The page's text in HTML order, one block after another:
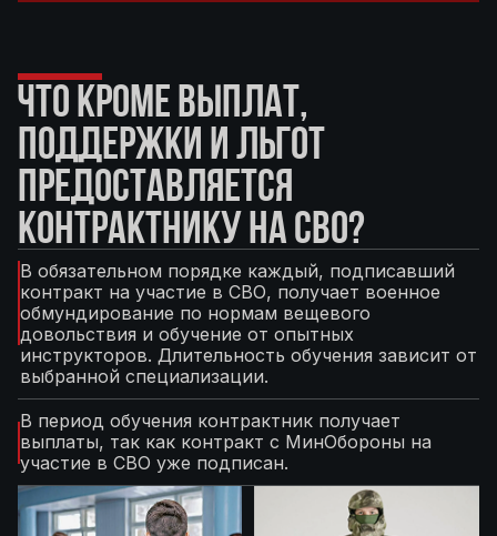
ЧТО КРОМЕ ВЫПЛАТ,
ПОДДЕРЖКИ И ЛЬГОТ
ПРЕДОСТАВЛЯЕТСЯ
КОНТРАКТНИКУ НА СВО?
В обязательном порядке каждый, подписавший
контракт на участие в СВО, получает военное
обмундирование по нормам вещевого
довольствия и обучение от опытных
инструкторов. Длительность обучения зависит от
выбранной специализации.
В период обучения контрактник получает
выплаты, так как контракт с МинОбороны на
участие в СВО уже подписан.